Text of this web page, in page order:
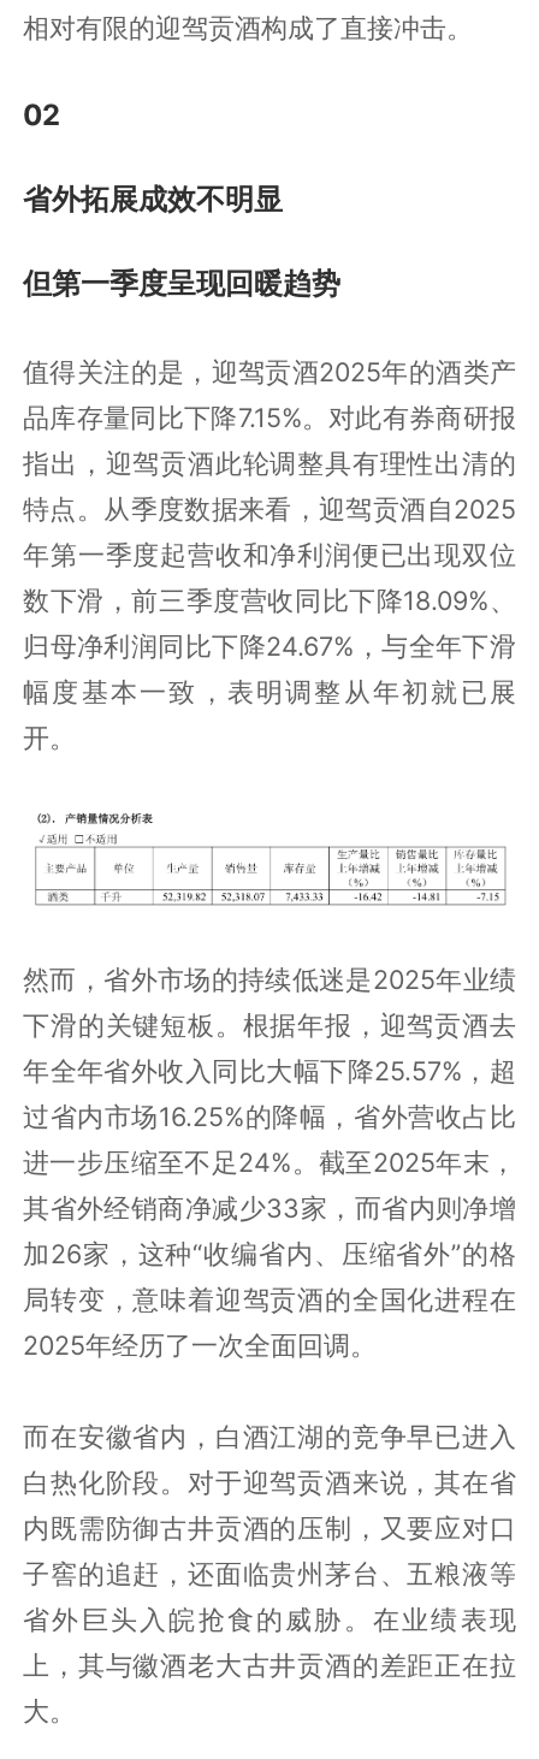
相对有限的迎驾贡酒构成了直接冲击。
02
省外拓展成效不明显
但第一季度呈现回暖趋势
值得关注的是，迎驾贡酒2025年的酒类产
品库存量同比下降7.15%。对此有券商研报
指出，迎驾贡酒此轮调整具有理性出清的
特点。从季度数据来看，迎驾贡酒自2025
年第一季度起营收和净利润便已出现双位
数下滑，前三季度营收同比下降18.09%、
归母净利润同比下降24.67%，与全年下滑
幅度基本一致，表明调整从年初就已展
开。
然而，省外市场的持续低迷是2025年业绩
下滑的关键短板。根据年报，迎驾贡酒去
年全年省外收入同比大幅下降25.57%，超
过省内市场16.25%的降幅，省外营收占比
进一步压缩至不足24%。截至2025年末，
其省外经销商净减少33家，而省内则净增
加26家，这种“收编省内、压缩省外”的格
局转变，意味着迎驾贡酒的全国化进程在
2025年经历了一次全面回调。
而在安徽省内，白酒江湖的竞争早已进入
白热化阶段。对于迎驾贡酒来说，其在省
内既需防御古井贡酒的压制，又要应对口
子窖的追赶，还面临贵州茅台、五粮液等
省外巨头入皖抢食的威胁。在业绩表现
上，其与徽酒老大古井贡酒的差距正在拉
大。